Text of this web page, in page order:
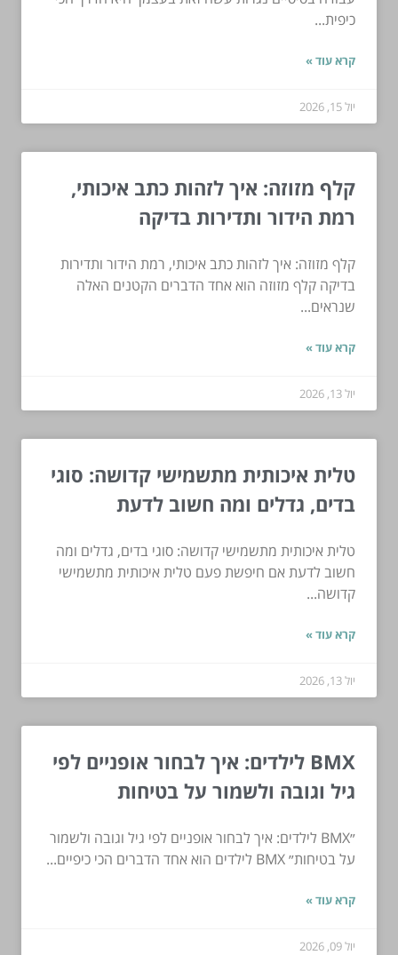
כיפית...
קרא עוד »
יול 15, 2026
קלף מזוזה: איך לזהות כתב איכותי,
רמת הידור ותדירות בדיקה
קלף מזוזה: איך לזהות כתב איכותי, רמת הידור ותדירות
בדיקה קלף מזוזה הוא אחד הדברים הקטנים האלה
שנראים...
קרא עוד »
יול 13, 2026
טלית איכותית מתשמישי קדושה: סוגי
בדים, גדלים ומה חשוב לדעת
טלית איכותית מתשמישי קדושה: סוגי בדים, גדלים ומה
חשוב לדעת אם חיפשת פעם טלית איכותית מתשמישי
קדושה...
קרא עוד »
יול 13, 2026
BMX לילדים: איך לבחור אופניים לפי
גיל וגובה ולשמור על בטיחות
״BMX לילדים: איך לבחור אופניים לפי גיל וגובה ולשמור
על בטיחות״ BMX לילדים הוא אחד הדברים הכי כיפיים...
קרא עוד »
יול 09, 2026